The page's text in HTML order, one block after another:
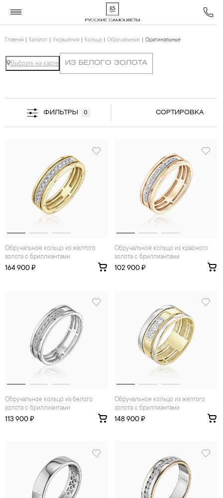
Главная Каталог Украшения Кольца Обручальные Оригинальные
Выбрать на карте ИЗ БЕЛОГО ЗОЛОТА
ФИЛЬТРЫ 0 СОРТИРОВКА
Обручальное кольцо из желтого
золота с бриллиантами
164 900 ₽
Обручальное кольцо из красного
золота с бриллиантами
102 900 ₽
Обручальное кольцо из белого
золота с бриллиантами
113 900 ₽
Обручальное кольцо из желтого
золота с бриллиантами
148 900 ₽